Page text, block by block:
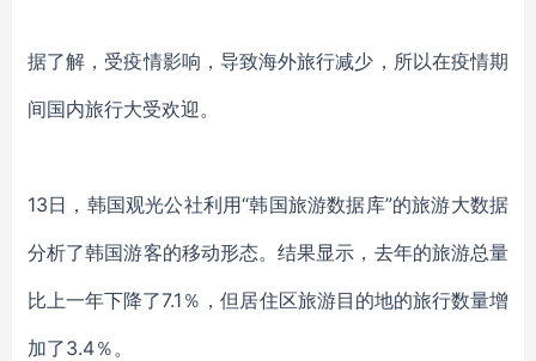
据了解，受疫情影响，导致海外旅行减少，所以在疫情期
间国内旅行大受欢迎。
13日，韩国观光公社利用“韩国旅游数据库”的旅游大数据
分析了韩国游客的移动形态。结果显示，去年的旅游总量
比上一年下降了7.1％，但居住区旅游目的地的旅行数量增
加了3.4％。